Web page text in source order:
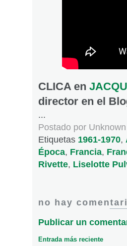
CLICA en
director en el
...
Postado por Unknown
Etiquetas 1961-1970,
Época, Francia,
Rivette, Liselotte
no hay
Publicar un
Entrada más reciente